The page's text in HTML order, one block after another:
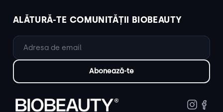
ALĂTURĂ-TE COMUNITĂȚII BIOBEAUTY